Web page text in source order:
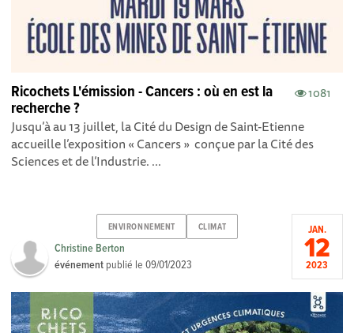
1081
Ricochets L'émission - Cancers : où en est la
recherche ?
Jusqu’à au 13 juillet, la Cité du Design de Saint-Etienne
accueille l’exposition « Cancers » conçue par la Cité des
Sciences et de l’Industrie. ...
ENVIRONNEMENT CLIMAT
Christine Berton
événement publié le09/01/2023
JAN.
12
2023